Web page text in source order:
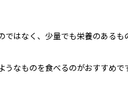
ではなく、少量でも栄養のある
うなものを食べるのがおすすめで